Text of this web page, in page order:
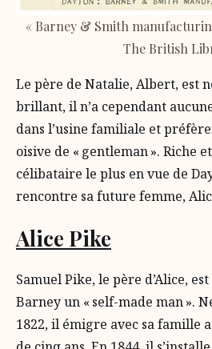
« Barney & Smith
The British
Le père de Natalie, Albert, est
brillant, il n’a cependant
dans l’usine familiale et
oisive de « gentleman ». Riche
célibataire le plus en vue de
rencontre sa future femme,
Alice Pike
Samuel Pike, le père d’Alice,
Barney un « self-made man ».
1822, il émigre avec sa famille